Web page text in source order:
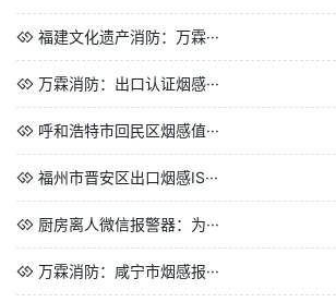
福建文化遗产消防：万霖···
万霖消防：出口认证烟感···
呼和浩特市回民区烟感值···
福州市晋安区出口烟感IS···
厨房离人微信报警器：为···
万霖消防：咸宁市烟感报···